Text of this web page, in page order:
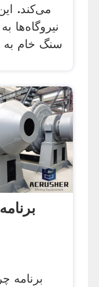
می‌کند.
نیروگاه‌ها
سنگ خام
برنامه